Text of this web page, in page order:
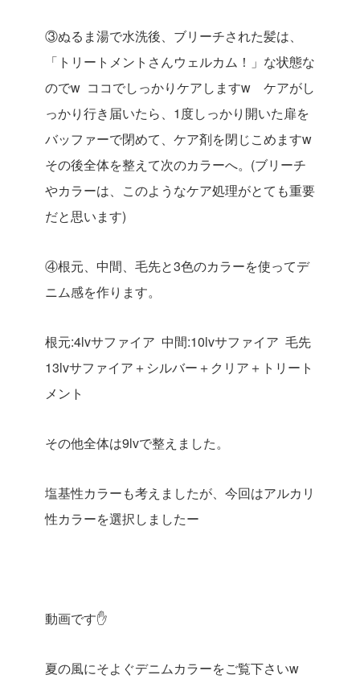
③ぬるま湯で水洗後、ブリーチされた髪は、
「トリートメントさんウェルカム！」な状態な
のでw ココでしっかりケアしますw ケアがし
っかり行き届いたら、1度しっかり開いた扉を
バッファーで閉めて、ケア剤を閉じこめますw
その後全体を整えて次のカラーへ。(ブリーチ
やカラーは、このようなケア処理がとても重要
だと思います)
④根元、中間、毛先と3色のカラーを使ってデ
ニム感を作ります。
根元:4lvサファイア 中間:10lvサファイア 毛先
13lvサファイア＋シルバー＋クリア＋トリート
メント
その他全体は9lvで整えました。
塩基性カラーも考えましたが、今回はアルカリ
性カラーを選択しましたー
動画です✋
夏の風にそよぐデニムカラーをご覧下さいw